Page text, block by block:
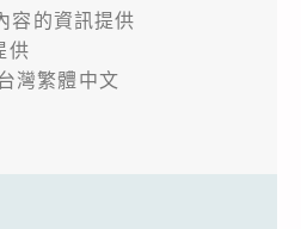
容的資訊提供
供
灣繁體中文